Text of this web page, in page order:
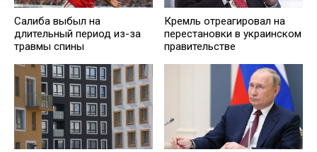
Салиба выбыл на
длительный период из-за
травмы спины
Кремль отреагировал на
перестановки в украинском
правительстве